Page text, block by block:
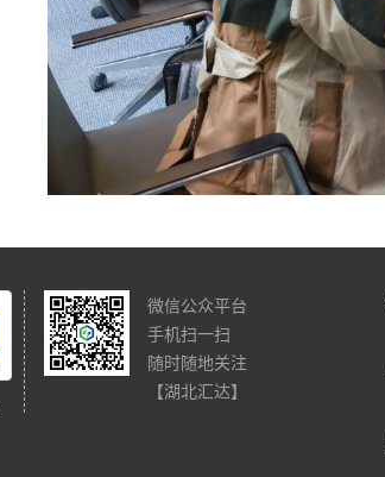
微信公众平台
手机扫一扫
随时随地关注
【湖北汇达】